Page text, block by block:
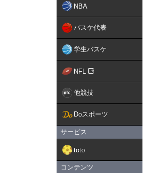
NBA
バスケ代表
学生バスケ
NFL
他競技
Doスポーツ
サービス
toto
コンテンツ